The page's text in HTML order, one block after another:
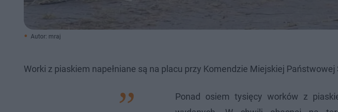
Autor: mraj
Worki z piaskiem napełniane są na placu przy Komendzie Miejskiej
Ponad osiem tysięcy worków z